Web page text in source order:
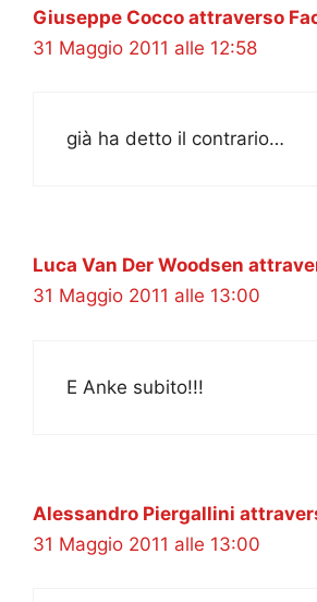
Giuseppe Cocco attraverso
31 Maggio 2011 alle 12:58
già ha detto il contrario…
Luca Van Der Woodsen
31 Maggio 2011 alle 13:00
E Anke subito!!!
Alessandro Piergallini
31 Maggio 2011 alle 13:00